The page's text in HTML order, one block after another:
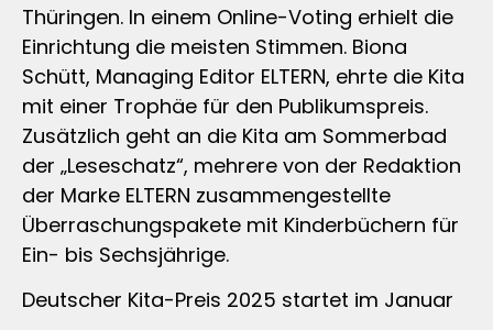
Thüringen. In einem Online-Voting erhielt die
Einrichtung die meisten Stimmen. Biona
Schütt, Managing Editor ELTERN, ehrte die Kita
mit einer Trophäe für den Publikumspreis.
Zusätzlich geht an die Kita am Sommerbad
der „Leseschatz“, mehrere von der Redaktion
der Marke ELTERN zusammengestellte
Überraschungspakete mit Kinderbüchern für
Ein- bis Sechsjährige.
Deutscher Kita-Preis 2025 startet im Januar